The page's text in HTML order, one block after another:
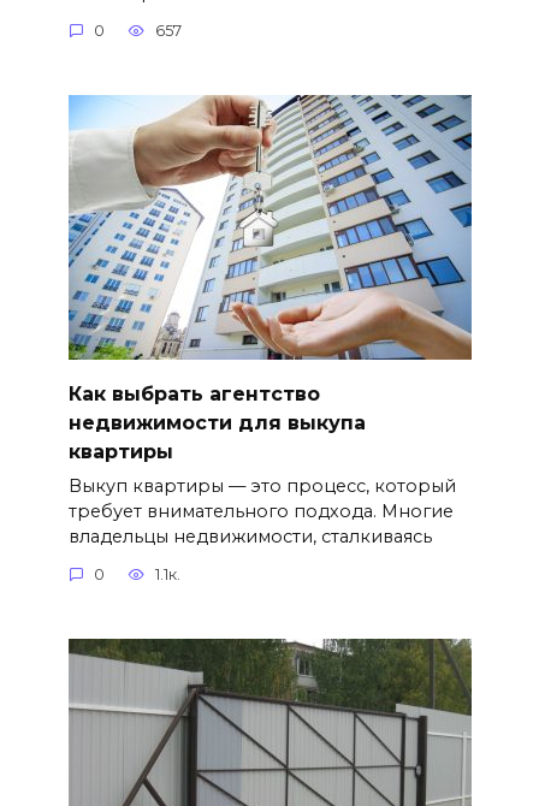
0 657
Как выбрать агентство
недвижимости для выкупа
квартиры
Выкуп квартиры — это процесс, который
требует внимательного подхода. Многие
владельцы недвижимости, сталкиваясь
0 1.1к.